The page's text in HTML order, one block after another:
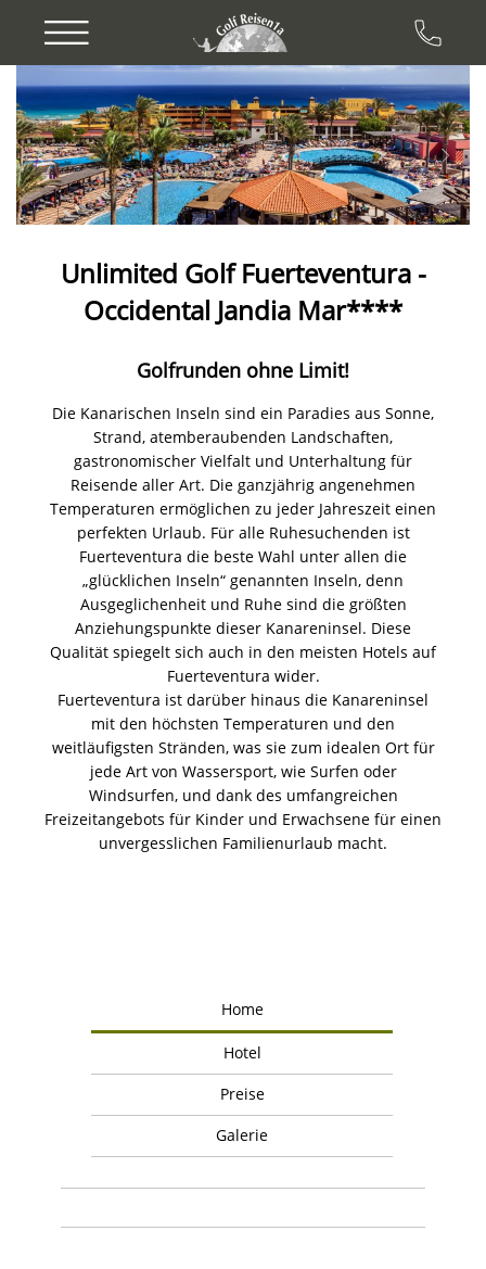
Previous Next
Unlimited Golf Fuerteventura -
Occidental Jandia Mar****
Golfrunden ohne Limit!
Die Kanarischen Inseln sind ein Paradies aus Sonne,
Strand, atemberaubenden Landschaften,
gastronomischer Vielfalt und Unterhaltung für
Reisende aller Art. Die ganzjährig angenehmen
Temperaturen ermöglichen zu jeder Jahreszeit einen
perfekten Urlaub. Für alle Ruhesuchenden ist
Fuerteventura die beste Wahl unter allen die
„glücklichen Inseln“ genannten Inseln, denn
Ausgeglichenheit und Ruhe sind die größten
Anziehungspunkte dieser Kanareninsel. Diese
Qualität spiegelt sich auch in den meisten Hotels auf
Fuerteventura wider.
Fuerteventura ist darüber hinaus die Kanareninsel
mit den höchsten Temperaturen und den
weitläufigsten Stränden, was sie zum idealen Ort für
jede Art von Wassersport, wie Surfen oder
Windsurfen, und dank des umfangreichen
Freizeitangebots für Kinder und Erwachsene für einen
unvergesslichen Familienurlaub macht.
Home
Hotel
Preise
Galerie